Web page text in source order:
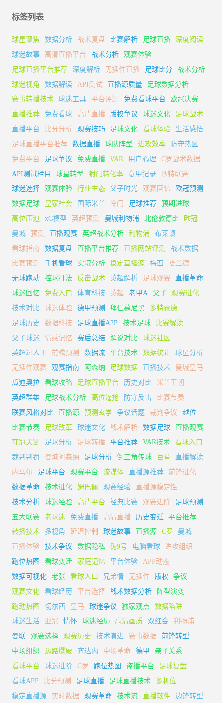
标签列表
球星聚焦 数据分析 战术复盘 比赛解析 足球直播
深度阅读
球迷故事
高清直播平台 战术分析
观赛体验
足球直播平台推荐
深度解析 无插件直播 足球比分
战术分析
球迷视角
数据解读 API测试 直播源质量
足球数据分析
赛事转播技术
球迷工具 平台评测 免费看球平台
欧冠决赛
直播推荐
免费看球 高清直播 版权争议 球迷文化
足球战术
直播平台
比分分析 观赛技巧 足球文化 看球体验
生活感悟
足球直播平台推荐
数据直播 球队阵型 进攻效率
防守热区
免费平台
足球争议 免费直播 VAR 用户心理
C罗战术数据
API测试栏目
球星转型 射门转化率 意甲记录
沙特联赛
球迷选择
观赛体验 行业生态 父子时光 观赛回忆
欧冠预测
数据足球
皇家社会 国际米兰 冷门 足球推荐
预期进球
高位压迫
xG模型 英超预测 曼城利物浦 北伦敦德比
欧冠
曼城
预测 直播观赛 英超战术分析 利物浦
布莱顿
看球指南
数据复盘 直播平台推荐 直播网站评测
战术数据
比赛预测
手机看球 实况分析 稳定直播源 梅西
哈兰德
无球跑动
控球打法 反击战术 英超解析 足球观赛
直播革命
球迷回忆
免费入口 体育科技 英超 老甲A 父子
观赛进化
技术对比
球迷体验 德甲预测 拜仁慕尼黑
多特蒙德
足球历史
数据科技 足球直播APP 技术足球
比赛解读
父子球迷
情感记忆 赛后总结 解说对比
球迷社区
英超过人王
前瞻预测 数据流 平台技术 数据统计
球星分析
无插件观赛
观赛指南 阿森纳 足球数据 直播技术
曼城皇马
瓜迪奥拉
看球攻略 足球直播平台 历史对比
米兰王朝
英超群雄
足球战术分析 高位逼抢 防守反击
比赛节奏
联赛风格对比
直播源 预测玄学 争议话题 裁判争议
越位
比赛节奏
足球改革 球迷文化 战术解析 数据足球
直播观赛
夺冠关键
足球分析 足球转播 平台推荐 VAR技术
看球入口
裁判判罚
曼城阿森纳 足球分析 倒三角传球 巨星
直播解读
内马尔
足球平台 观赛平台 流媒体 直播源推荐
前锋进化
数据革命
技术进化 姆巴佩 观赛经验
直播源稳定性
技术分析
球迷经验 高清平台 经典比赛 观赛进阶
足球预测
五大联赛
老球迷 免费直播 高清直播 历史变迁
平台推荐
转播技术
多视角 延迟控制 球迷故事 直播源 C罗
曼城
直播体验
技术争议 数据隐私 伪9号 电脑看球
进攻组织
跑位热图
看球变迁 家庭记忆 平台体验
APP动态
数据可视化
老张 看球入口 兄弟情 无插件 版权
争议
观赛文化
看球经历 平台选择 战术数据分析
阵型演变
跑动热图
切尔西 皇马 球迷争议 独家观点
数据陷阱
球迷生活
亚冠 情怀 球迷经历 高清画质 双红会
利物浦
曼联
观赛选择 观赛历史 技术演进 赛事数据
前锋转型
中场组织
边路爆破 齐达内 中场革命 德甲
亲子关系
看球平台
球迷进阶 C罗 跑位热图 盗播平台
足球复盘
看球APP
比分预测 足球直播 足球直播技术
多机位
稳定直播源
实时数据 观赛革命 技术流 直播软件 边锋转型